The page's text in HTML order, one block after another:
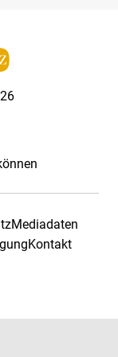
Mediadaten
Kontakt